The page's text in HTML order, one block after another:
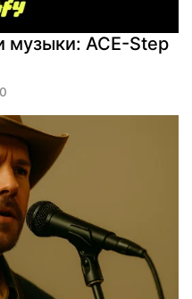
музыки: ACE-Step
0